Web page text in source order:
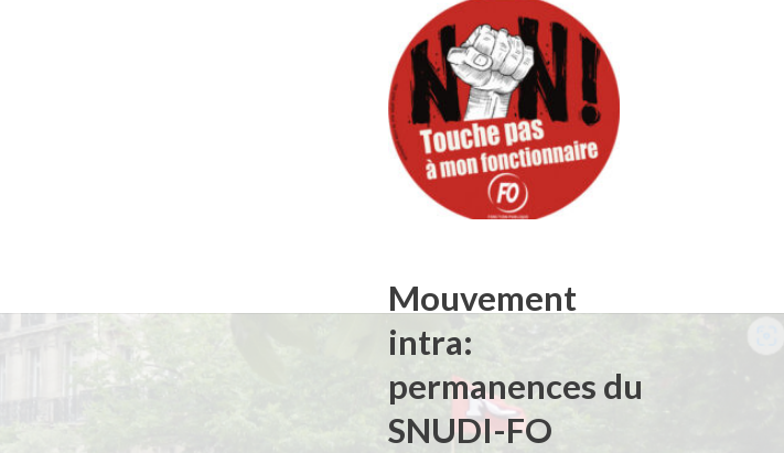
Mouvement
intra:
permanences du
SNUDI-FO